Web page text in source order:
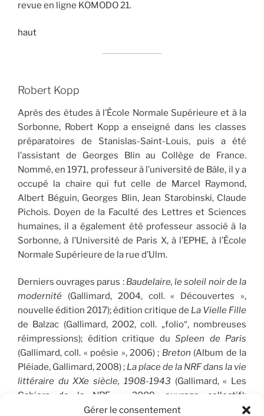
Gérer le consentement
revue en ligne KOMODO 21.
haut
Robert Kopp
Après des études à l’École Normale Supérieure et à la
Sorbonne, Robert Kopp a enseigné dans les classes
préparatoires de Stanislas-Saint-Louis, puis a été
l’assistant de Georges Blin au Collège de France.
Nommé, en 1971, professeur à l’université de Bâle, il y a
occupé la chaire qui fut celle de Marcel Raymond,
Albert Béguin, Georges Blin, Jean Starobinski, Claude
Pichois. Doyen de la Faculté des Lettres et Sciences
humaines, il a également été professeur associé à la
Sorbonne, à l’Université de Paris X, à l’EPHE, à l’École
Normale Supérieure de la rue d’Ulm.
Derniers ouvrages parus : Baudelaire, le soleil noir de la
modernité (Gallimard, 2004, coll. « Découvertes »,
nouvelle édition 2017); édition critique de La Vielle Fille
de Balzac (Gallimard, 2002, coll. „folio“, nombreuses
réimpressions); édition critique du Spleen de Paris
(Gallimard, coll. « poésie », 2006) ; Breton (Album de la
Pléiade, Gallimard, 2008) ; La place de la NRFdans la vie
littéraire du XXe siècle, 1908-1943 (Gallimard, « Les
Cahiers de la NRF », 2009, ouvrage collectif);
Romantisme et révolution(s)(Gallimard, « Les Cahiers